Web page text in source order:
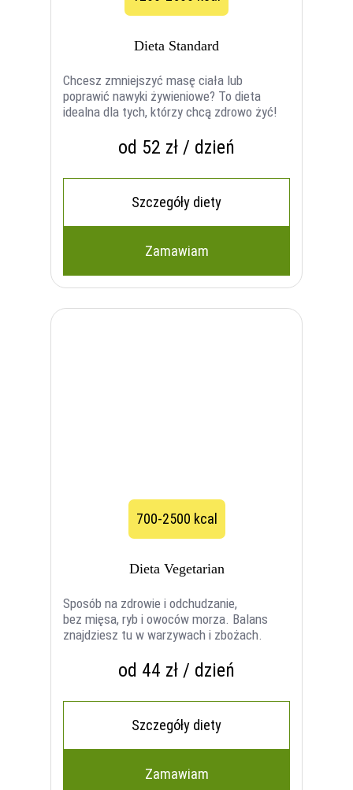
Dieta Standard
Chcesz zmniejszyć masę ciała lub
poprawić nawyki żywieniowe? To dieta
idealna dla tych, którzy chcą zdrowo żyć!
od 52 zł / dzień
Szczegóły diety
Zamawiam
700-2500 kcal
Dieta Vegetarian
Sposób na zdrowie i odchudzanie,
bez mięsa, ryb i owoców morza. Balans
znajdziesz tu w warzywach i zbożach.
od 44 zł / dzień
Szczegóły diety
Zamawiam